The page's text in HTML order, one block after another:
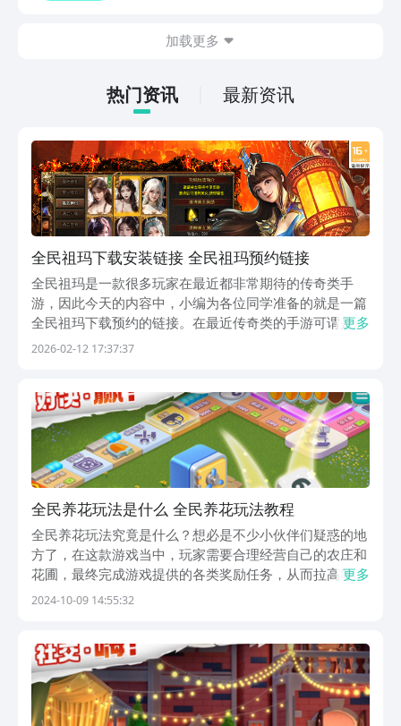
pvp模式，本期小编就给大家带来了创世
内容可以帮助到各位对此感兴趣的小伙伴
们。
加载更多
热门资讯 最新资讯
全民祖玛下载安装链接 全民祖玛预约链接
全民祖玛是一款很多玩家在最近都非常期待的传奇类手
游，因此今天的内容中，小编为各位同学准备的就是一篇
全民祖玛下载预约的链接。在最近传奇类的手游可谓是非
常火热，不少玩家对于这一类型的游戏都非常的期待和关
约...
更多
2026-02-12 17:37:37
全民养花玩法是什么 全民养花玩法教程
全民养花玩法究竟是什么？想必是不少小伙伴们疑惑的地
方了，在这款游戏当中，玩家需要合理经营自己的农庄和
花圃，最终完成游戏提供的各类奖励任务，从而拉高等
级，获取游戏货币，本期小编就给大家带来了全民养花玩
址》》》》...
更多
2024-10-09 14:55:32